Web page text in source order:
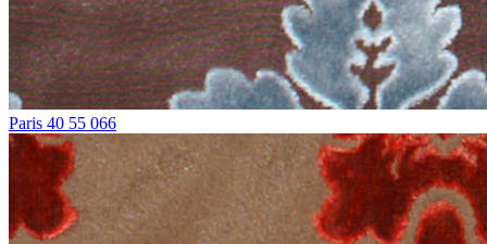
Paris 40 55 066